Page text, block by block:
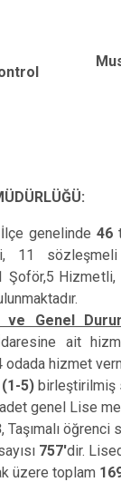
İlçe genelinde46
11
Şoför,5
ve Genel
ait
odada hizmet
5) birleştirilmiş
genel Lise
, Taşımalı öğrenci
757'dir.
üzere toplam